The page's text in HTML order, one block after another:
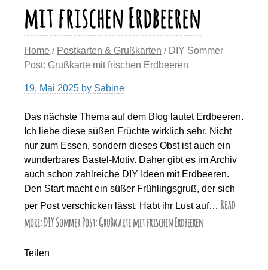
mit frischen Erdbeeren
Home / Postkarten & Grußkarten / DIY Sommer
Post: Grußkarte mit frischen Erdbeeren
19. Mai 2025 by Sabine
Das nächste Thema auf dem Blog lautet Erdbeeren.
Ich liebe diese süßen Früchte wirklich sehr. Nicht
nur zum Essen, sondern dieses Obst ist auch ein
wunderbares Bastel-Motiv. Daher gibt es im Archiv
auch schon zahlreiche DIY Ideen mit Erdbeeren.
Den Start macht ein süßer Frühlingsgruß, der sich
per Post verschicken lässt. Habt ihr Lust auf… Read
more: DIY Sommer Post: Grußkarte mit frischen Erdbeeren
Teilen